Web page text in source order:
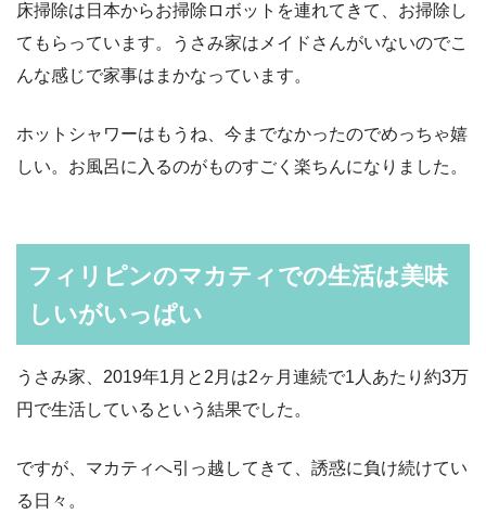
床掃除は日本からお掃除ロボットを連れてきて、お掃除し
てもらっています。うさみ家はメイドさんがいないのでこ
んな感じで家事はまかなっています。
ホットシャワーはもうね、今までなかったのでめっちゃ嬉
しい。お風呂に入るのがものすごく楽ちんになりました。
フィリピンのマカティでの生活は美味
しいがいっぱい
うさみ家、2019年1月と2月は2ヶ月連続で1人あたり約3万
円で生活しているという結果でした。
ですが、マカティへ引っ越してきて、誘惑に負け続けてい
る日々。